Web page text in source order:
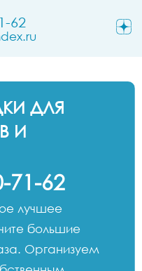
62
ДЛЯ
И
71-62
лучшее
большие
Организуем